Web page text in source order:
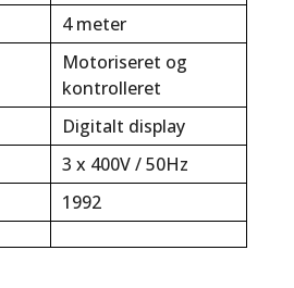
4 meter
Motoriseret og
kontrolleret
Digitalt display
3 x 400V / 50Hz
1992